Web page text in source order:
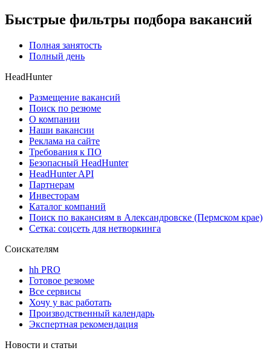
Быстрые фильтры подбора вакансий
Полная занятость
Полный день
HeadHunter
Размещение вакансий
Поиск по резюме
О компании
Наши вакансии
Реклама на сайте
Требования к ПО
Безопасный HeadHunter
HeadHunter API
Партнерам
Инвесторам
Каталог компаний
Поиск по вакансиям в Александровске (Пермском крае)
Сетка: соцсеть для нетворкинга
Соискателям
hh PRO
Готовое резюме
Все сервисы
Хочу у вас работать
Производственный календарь
Экспертная рекомендация
Новости и статьи